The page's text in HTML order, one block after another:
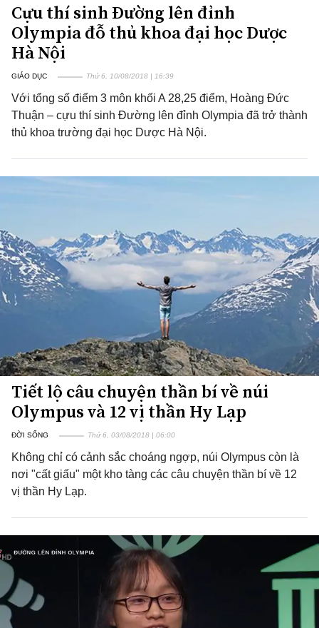
Cựu thí sinh Đường lên đỉnh
Olympia đỗ thủ khoa đại học Dược
Hà Nội
GIÁO DỤC Thứ 6, 10/08/2018 | 16:39
Với tổng số điểm 3 môn khối A 28,25 điểm, Hoàng Đức
Thuận – cựu thí sinh Đường lên đỉnh Olympia đã trở thành
thủ khoa trường đại học Dược Hà Nội.
Tiết lộ câu chuyện thần bí về núi
Olympus và 12 vị thần Hy Lạp
ĐỜI SỐNG Thứ 6, 03/08/2018 | 06:00
Không chỉ có cảnh sắc choáng ngợp, núi Olympus còn là
nơi "cất giấu" một kho tàng các câu chuyện thần bí về 12
vị thần Hy Lạp.